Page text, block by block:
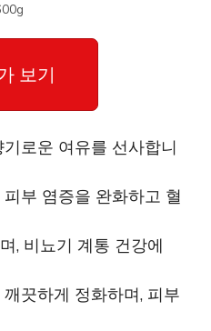
보기
로운 여유를 선사합니
부 염증을 완화하고 혈
, 비뇨기 계통 건강에
끗하게 정화하며, 피부